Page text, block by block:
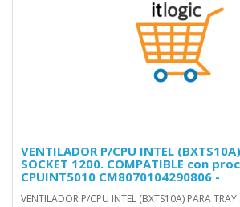
VENTILADOR P/CPU INTEL
SOCKET 1200. COMPATIBLE con
CPUINT5010 CM8070104290806 -
VENTILADOR P/CPU INTEL (BXTS10A) PARA